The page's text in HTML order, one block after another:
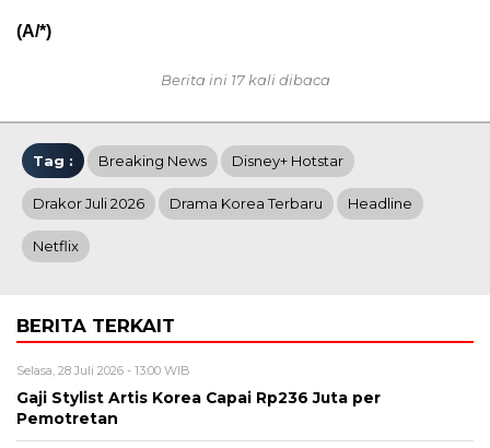
(A/*)
Berita ini 17 kali dibaca
Tag : Breaking News Disney+ Hotstar
Drakor Juli 2026 Drama Korea Terbaru Headline
Netflix
BERITA TERKAIT
Selasa, 28 Juli 2026 - 13:00 WIB
Gaji Stylist Artis Korea Capai Rp236 Juta per
Pemotretan